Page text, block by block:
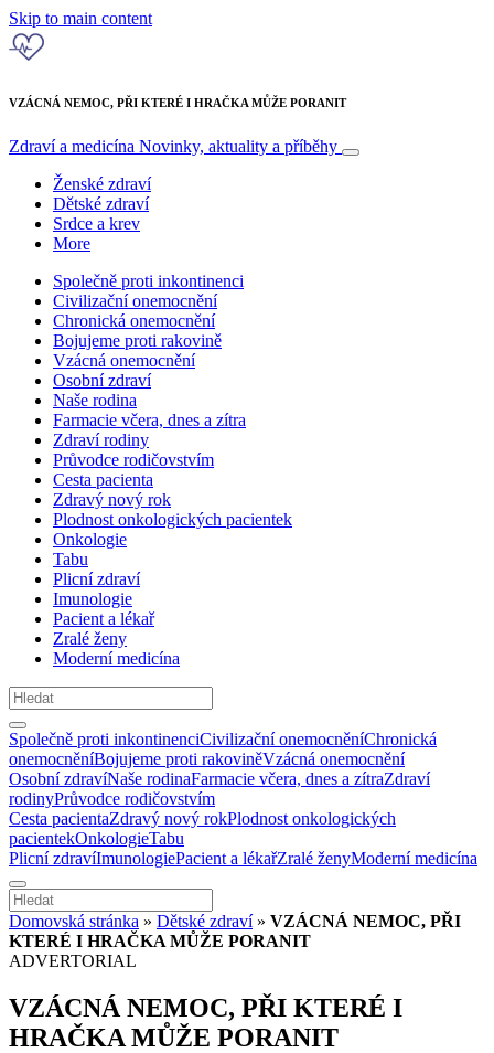
Skip to main content
VZÁCNÁ NEMOC, PŘI KTERÉ I HRAČKA MŮŽE PORANIT
Zdraví a medicína Novinky, aktuality a příběhy
Ženské zdraví
Dětské zdraví
Srdce a krev
More
Společně proti inkontinenci
Civilizační onemocnění
Chronická onemocnění
Bojujeme proti rakovině
Vzácná onemocnění
Osobní zdraví
Naše rodina
Farmacie včera, dnes a zítra
Zdraví rodiny
Průvodce rodičovstvím
Cesta pacienta
Zdravý nový rok
Plodnost onkologických pacientek
Onkologie
Tabu
Plicní zdraví
Imunologie
Pacient a lékař
Zralé ženy
Moderní medicína
Společně proti inkontinenciCivilizační onemocněníChronická
onemocněníBojujeme proti rakoviněVzácná onemocnění
Osobní zdravíNaše rodinaFarmacie včera, dnes a zítraZdraví
rodinyPrůvodce rodičovstvím
Cesta pacientaZdravý nový rokPlodnost onkologických
pacientekOnkologieTabu
Plicní zdravíImunologiePacient a lékařZralé ženyModerní medicína
Domovská stránka » Dětské zdraví» VZÁCNÁ NEMOC, PŘI
KTERÉ I HRAČKA MŮŽE PORANIT
ADVERTORIAL
VZÁCNÁ NEMOC, PŘI KTERÉ I
HRAČKA MŮŽE PORANIT